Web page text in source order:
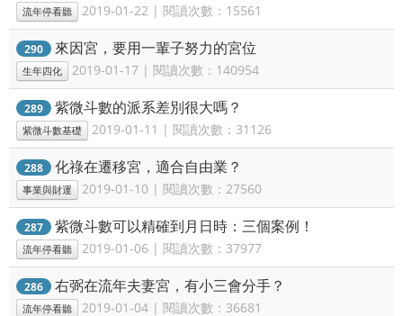
流年停看聽 2019-01-22 | 閱讀次數：15561
290 來因宮，要用一輩子努力的宮位
生年四化 2019-01-17 | 閱讀次數：140954
289 紫微斗數的派系差別很大嗎？
紫微斗數基礎 2019-01-11 | 閱讀次數：31126
288 化祿在遷移宮，適合自由業？
事業與財運 2019-01-10 | 閱讀次數：27560
287 紫微斗數可以精確到月日時：三個案例！
流年停看聽 2019-01-06 | 閱讀次數：37977
286 右弼在流年夫妻宮，有小三會分手？
流年停看聽 2019-01-04 | 閱讀次數：36681